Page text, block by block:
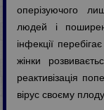
оперізуючого
людей і
інфекції
жінки
реактивізація
вірус своєму